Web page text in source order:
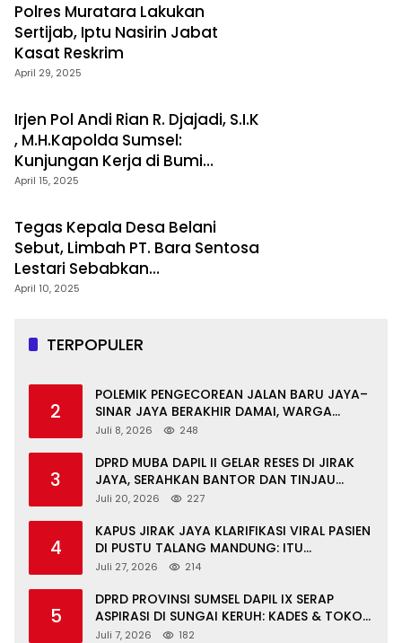
Polres Muratara Lakukan
Sertijab, Iptu Nasirin Jabat
Kasat Reskrim
April 29, 2025
Irjen Pol Andi Rian R. Djajadi, S.I.K
, M.H.Kapolda Sumsel:
Kunjungan Kerja di Bumi
Berselang Serundingan
April 15, 2025
Tegas Kepala Desa Belani
Sebut, Limbah PT. Bara Sentosa
Lestari Sebabkan
Pendangkalan Sungai
April 10, 2025
TERPOPULER
2
POLEMIK PENGECOREAN JALAN BARU JAYA–
SINAR JAYA BERAKHIR DAMAI, WARGA
APRESIASI PERAN FORKOPIMCAM DAN DPRD
Juli 8, 2026 248
3
DPRD MUBA DAPIL II GELAR RESES DI JIRAK
JAYA, SERAHKAN BANTOR DAN TINJAU
JALAN RUSAK SERTA TPS 3R
Juli 20, 2026 227
4
KAPUS JIRAK JAYA KLARIFIKASI VIRAL PASIEN
DI PUSTU TALANG MANDUNG: ITU
MISKOMUNIKASI
Juli 27, 2026 214
5
DPRD PROVINSI SUMSEL DAPIL IX SERAP
ASPIRASI DI SUNGAI KERUH: KADES & TOKOH
DESAK INFRASTRUKTUR, PENDIDIKAN,
Juli 7, 2026 182